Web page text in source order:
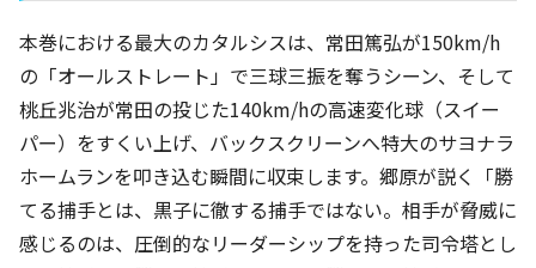
本巻における最大のカタルシスは、常田篤弘が150km/h
の「オールストレート」で三球三振を奪うシーン、そして
桃丘兆治が常田の投じた140km/hの高速変化球（スイー
パー）をすくい上げ、バックスクリーンへ特大のサヨナラ
ホームランを叩き込む瞬間に収束します。郷原が説く「勝
てる捕手とは、黒子に徹する捕手ではない。相手が脅威に
感じるのは、圧倒的なリーダーシップを持った司令塔とし